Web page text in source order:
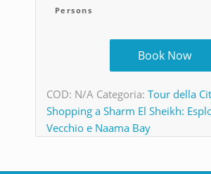
Persons
Book Now
COD: N/A Categoria: Tour della
Shopping a Sharm El Sheikh:
Vecchio e Naama Bay